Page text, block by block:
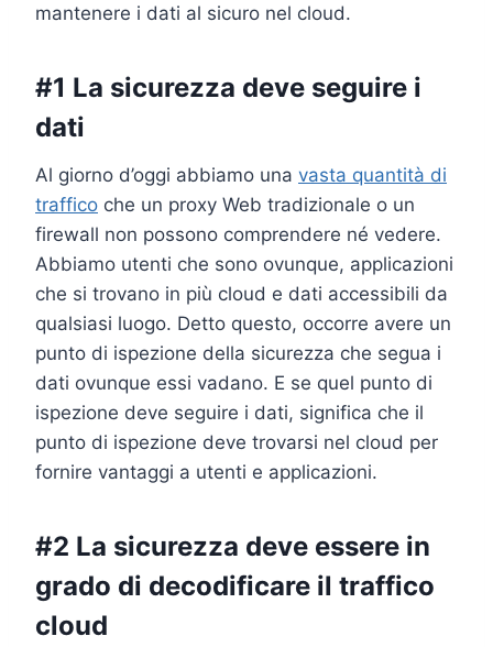
mantenere i dati al sicuro nel cloud.
#1 La sicurezza deve seguire i
dati
Al giorno d’oggi abbiamo una vasta quantità di
traffico che un proxy Web tradizionale o un
firewall non possono comprendere né vedere.
Abbiamo utenti che sono ovunque, applicazioni
che si trovano in più cloud e dati accessibili da
qualsiasi luogo. Detto questo, occorre avere un
punto di ispezione della sicurezza che segua i
dati ovunque essi vadano. E se quel punto di
ispezione deve seguire i dati, significa che il
punto di ispezione deve trovarsi nel cloud per
fornire vantaggi a utenti e applicazioni.
#2 La sicurezza deve essere in
grado di decodificare il traffico
cloud